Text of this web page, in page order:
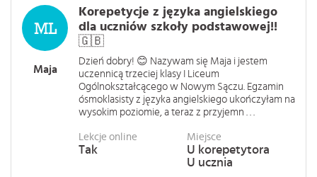
Maja
Korepetycje z języka angielskiego
dla uczniów szkoły podstawowej!!
🇬🇧
Dzień dobry! 😊 Nazywam się Maja i jestem
uczennicą trzeciej klasy I Liceum
Ogólnokształcącego w Nowym Sączu. Egzamin
ósmoklasisty z języka angielskiego ukończyłam na
wysokim poziomie, a teraz z przyjemn . . .
Lekcje online
Tak
Miejsce
U korepetytora
U ucznia